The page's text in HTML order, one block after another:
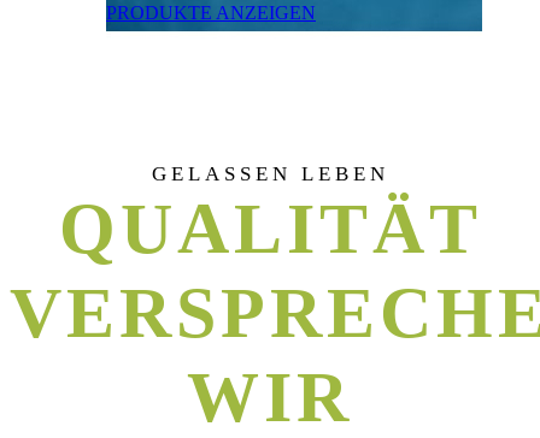
PRODUKTE ANZEIGEN
GELASSEN LEBEN
QUALITÄT
WIR